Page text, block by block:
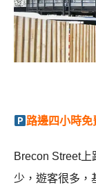
路邊四小時免
Brecon Street
少，遊客很多，